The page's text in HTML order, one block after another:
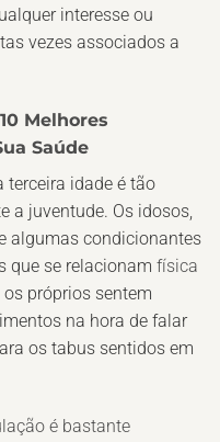
interesse ou
vezes associados a
Melhores
Saúde
terceira idade é tão
a juventude. Os idosos,
algumas condicionantes
que se relacionam física
os próprios sentem
na hora de falar
os tabus sentidos em
é bastante